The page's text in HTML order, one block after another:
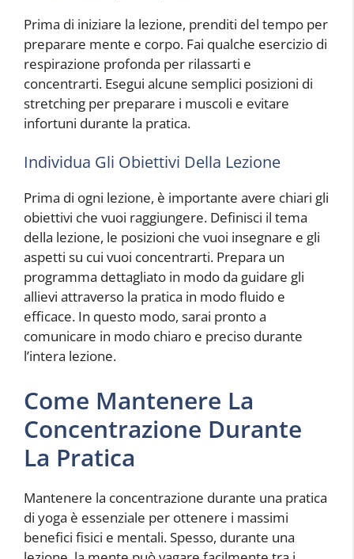
Prima di iniziare la lezione, prenditi del tempo per
preparare mente e corpo. Fai qualche esercizio di
respirazione profonda per rilassarti e
concentrarti. Esegui alcune semplici posizioni di
stretching per preparare i muscoli e evitare
infortuni durante la pratica.
Individua Gli Obiettivi Della Lezione
Prima di ogni lezione, è importante avere chiari gli
obiettivi che vuoi raggiungere. Definisci il tema
della lezione, le posizioni che vuoi insegnare e gli
aspetti su cui vuoi concentrarti. Prepara un
programma dettagliato in modo da guidare gli
allievi attraverso la pratica in modo fluido e
efficace. In questo modo, sarai pronto a
comunicare in modo chiaro e preciso durante
l’intera lezione.
Come Mantenere La
Concentrazione Durante
La Pratica
Mantenere la concentrazione durante una pratica
di yoga è essenziale per ottenere i massimi
benefici fisici e mentali. Spesso, durante una